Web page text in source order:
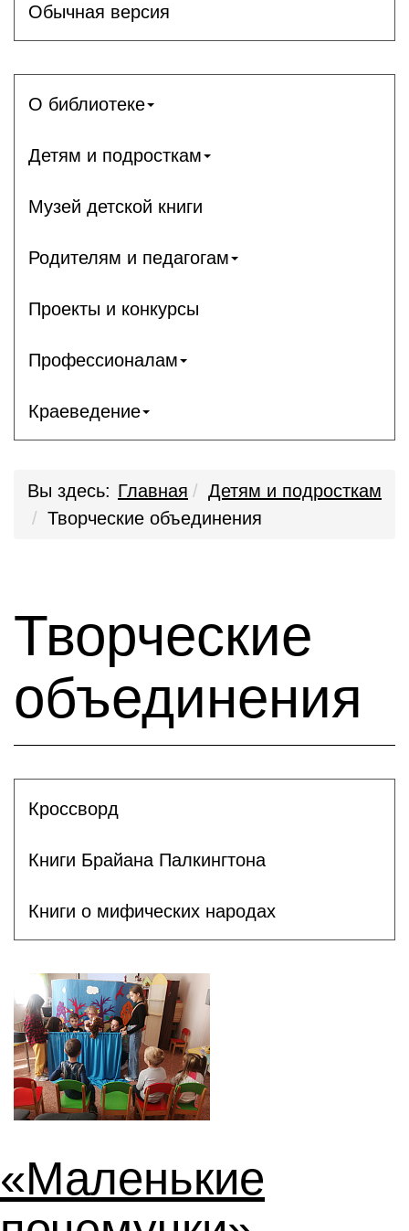
Обычная версия
О библиотеке
Детям и подросткам
Музей детской книги
Родителям и педагогам
Проекты и конкурсы
Профессионалам
Краеведение
Вы здесь: Главная
Детям и подросткам
Творческие объединения
Творческие
объединения
Кроссворд
Книги Брайана Палкингтона
Книги о мифических народах
«Маленькие